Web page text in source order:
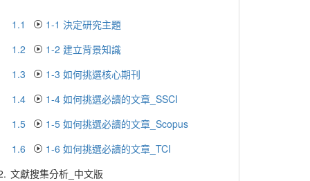
1.1
1-1 決定研究主題
1.2
1-2 建立背景知識
1.3
1-3 如何挑選核心期刊
1.4
1-4 如何挑選必讀的文章_SSCI
1.5
1-5 如何挑選必讀的文章_Scopus
1.6
1-6 如何挑選必讀的文章_TCI
文獻搜集分析_中文版